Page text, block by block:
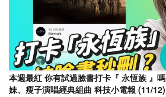
本週最紅 你有試過臉書打卡『 永恆族 』
妹、瘦子演唱經典組曲 科技小電報 (11/12)